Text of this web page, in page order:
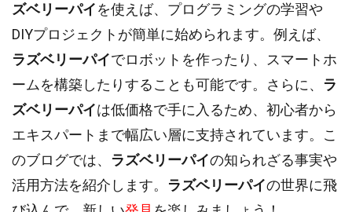
ズベリーパイを使えば、プログラミングの学習や
DIYプロジェクトが簡単に始められます。例えば、
ラズベリーパイでロボットを作ったり、スマートホ
ームを構築したりすることも可能です。さらに、 ラ
ズベリーパイは低価格で手に入るため、初心者から
エキスパートまで幅広い層に支持されています。こ
のブログでは、 ラズベリーパイの知られざる事実や
活用方法を紹介します。 ラズベリーパイの世界に飛